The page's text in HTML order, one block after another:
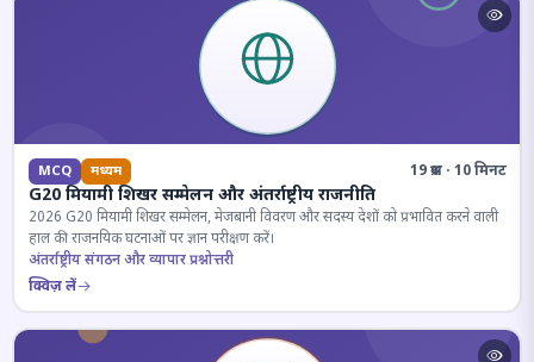
MCQ मध्यम 19 प्रश्न · 10 मिनट
G20 मियामी शिखर सम्मेलन और अंतर्राष्ट्रीय राजनीति
2026 G20 मियामी शिखर सम्मेलन, मेजबानी विवरण और सदस्य देशों को प्रभावित करने वाली
हाल की राजनयिक घटनाओं पर ज्ञान परीक्षण करें।
अंतर्राष्ट्रीय संगठन और व्यापार प्रश्नोत्तरी
क्विज़ लें